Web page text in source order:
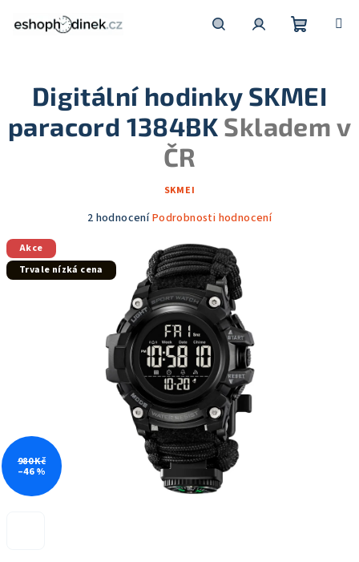
košík
Digitální hodinky SKMEI
paracord 1384BK Skladem v
ČR
SKMEI
Průměrné
je
5,0
hvězdiček.
2 hodnoceníPodrobnosti hodnocení
Akce
Trvale nízká cena
980 Kč
–46 %